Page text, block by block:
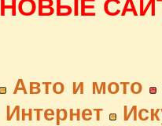
НОВЫЕ
Авто и мото
Интернет